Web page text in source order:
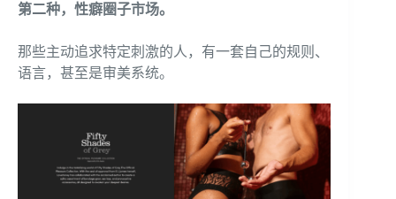
第二种，性癖圈子市场。
那些主动追求特定刺激的人，有一套自己的规则、
语言，甚至是审美系统。